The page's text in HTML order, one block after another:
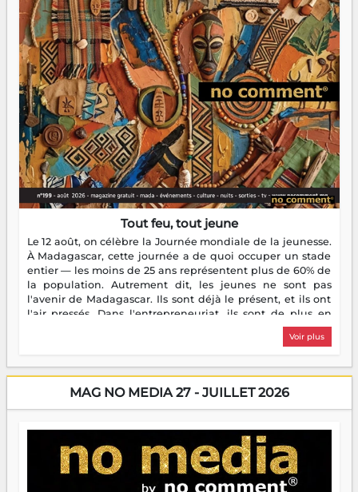
Tout feu, tout jeune
Le 12 août, on célèbre la Journée mondiale de la jeunesse.
À Madagascar, cette journée a de quoi occuper un stade
entier — les moins de 25 ans représentent plus de 60% de
la population. Autrement dit, les jeunes ne sont pas
l'avenir de Madagascar. Ils sont déjà le présent, et ils ont
l'air pressés. Dans l'entrepreneuriat, ils sont de plus en
plus nombreux à se lancer, à créer, à risquer — souvent
sans filet, souvent sans aide, mais toujours avec cette
dorment vraiment la nuit. En culture, les nouvelles sont
encore meilleures. Aina Rasamoelina vient de décrocher le
Prix RFI Instrumental Afrique. Miangaly Elia rafle le Prix
jeunes qui tiennent la torche. Alors oui, on pourrait
s'arrêter là, applaudir et rentrer chez soi satisfait. Mais ce
serait passer à côté d'une chose essentielle. La fougue, ça
brûle fort — et parfois, ça brûle vite. Une flamme sans
direction peut éclairer autant qu'elle peut consumer. C'est
Voir plus
MAG NO MEDIA 27 - JUILLET 2026